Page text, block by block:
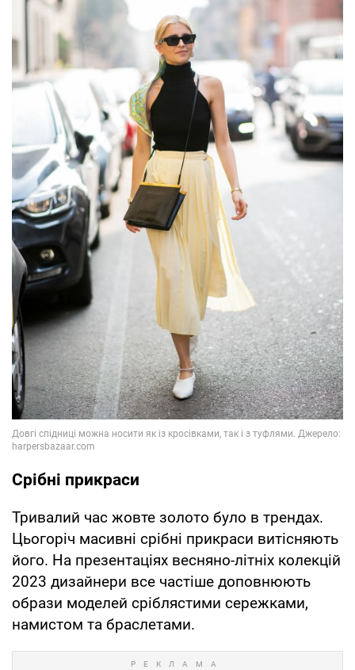
Срібні прикраси
Тривалий час жовте золото було в трендах.
Цьогоріч масивні срібні прикраси витісняють
його. На презентаціях весняно-літніх колекцій
2023 дизайнери все частіше доповнюють
образи моделей сріблястими сережками,
намистом та браслетами.